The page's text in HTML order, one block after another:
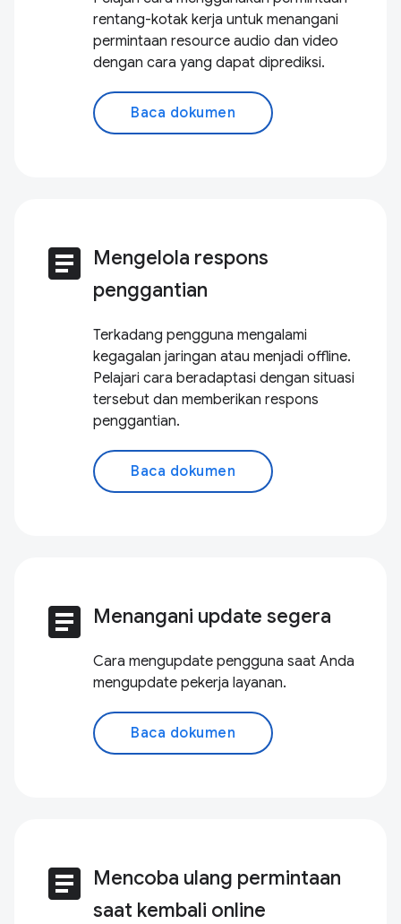
rentang-kotak kerja untuk menangani
permintaan resource audio dan video
dengan cara yang dapat diprediksi.
Baca dokumen
article Mengelola respons
penggantian
Terkadang pengguna mengalami
kegagalan jaringan atau menjadi offline.
Pelajari cara beradaptasi dengan situasi
tersebut dan memberikan respons
penggantian.
Baca dokumen
article Menangani update segera
Cara mengupdate pengguna saat Anda
mengupdate pekerja layanan.
Baca dokumen
article Mencoba ulang permintaan
saat kembali online